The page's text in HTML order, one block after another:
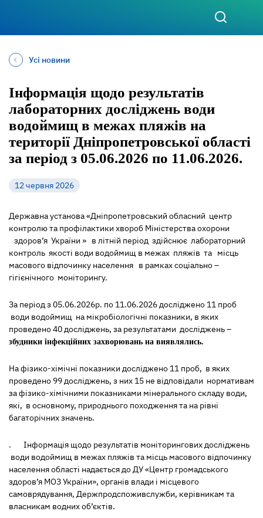
Усі новини
Інформація щодо результатів
лабораторних досліджень води
водоймищ в межах пляжів на
території Дніпропетровської області
за період з 05.06.2026 по 11.06.2026.
12 червня 2026
Державна установа «Дніпропетровський обласний центр
контролю та профілактики хвороб Міністерства охорони
здоров’я України » в літній період здійснює лабораторний
контроль якості води водоймищ в межах пляжів та місць
масового відпочинку населення в рамках соціально –
гігієнічного моніторингу.
За період з 05.06.2026р. по 11.06.2026 досліджено 11 проб
води водоймищ на мікробіологічні показники, в яких
проведено 40 досліджень, за результатами досліджень –
збудники інфекційних захворювань на виявлялись.
На фізико-хімічні показники досліджено 11 проб, в яких
проведено 99 досліджень, з них 15 не відповідали нормативам
за фізико-хімічними показниками мінерального складу води,
які, в основному, природнього походження та на рівні
багаторічних значень.
. Інформація щодо результатів моніторингових досліджень
води водоймищ в межах пляжів та місць масового відпочинку
населення області надається до ДУ «Центр громадського
здоров’я МОЗ України», органів влади і місцевого
самоврядування, Держпродспоживслужби, керівникам та
власникам водних об’єктів.